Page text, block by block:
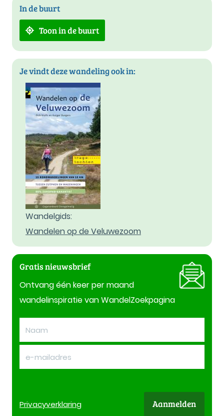
In de buurt
Toon in de buurt
Je vindt deze wandeling ook in:
Wandelgids:
Wandelen op de Veluwezoom
Gratis nieuwsbrief
Ontvang één keer per maand
wandelinspiratie van WandelZoekpagina
Privacyverklaring Aanmelden